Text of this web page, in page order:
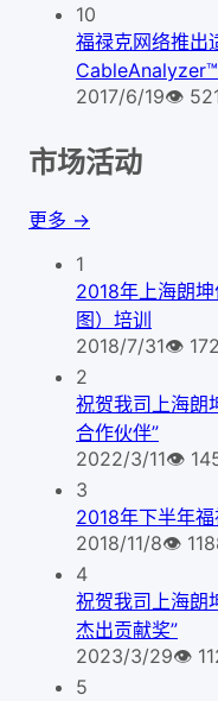
10
福禄克网络推出
2017/6/19👁
市场活动
更多 →
1
2018年上海朗
图）培训
2018/7/31👁
2
祝贺我司上海朗
合作伙伴”
2022/3/11👁
3
2018年下半年
2018/11/8👁
4
祝贺我司上海朗
杰出贡献奖”
2023/3/29👁
5